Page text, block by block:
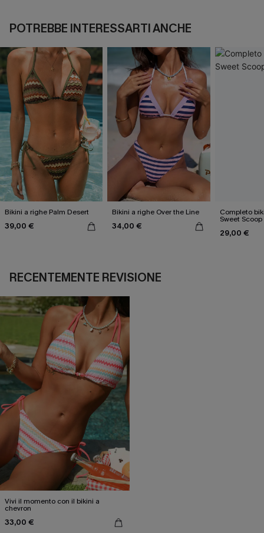
POTREBBE INTERESSARTI ANCHE
Bikini a righe Palm Desert
39,00 €
Bikini a righe Over the Line
34,00 €
Completo
Sweet Scoop
29,00 €
RECENTEMENTE REVISIONE
Vivi il momento con il bikini a
chevron
33,00 €